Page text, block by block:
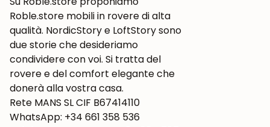
Roble.store mobili in rovere di alta
qualità. NordicStory e LoftStory sono
due storie che desideriamo
condividere con voi. Si tratta del
rovere e del comfort elegante che
donerà alla vostra casa.
Rete MANS SL CIF B67414110
WhatsApp: +34 661 358 536